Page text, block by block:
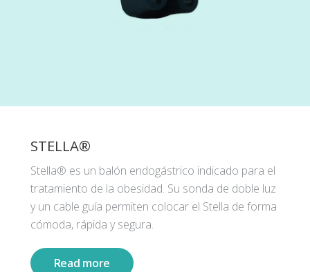
STELLA®
Stella® es un balón endogástrico indicado para el
tratamiento de la obesidad. Su sonda de doble luz
y un cable guía permiten colocar el Stella de forma
cómoda, rápida y segura.
Read more